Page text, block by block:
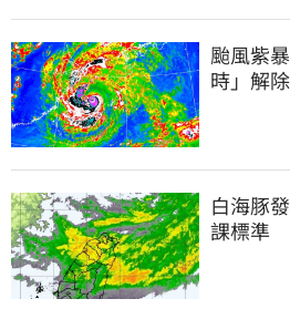
颱風紫
時」解
白海豚
課標準